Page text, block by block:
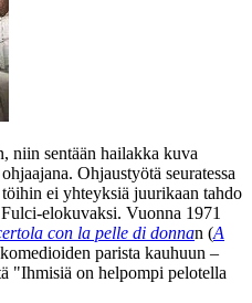
niin sentään hailakka kuva
Ohjaustyötä seuratessa
ei yhteyksiä juurikaan tahdo
elokuvaksi. Vuonna 1971
con la pelle di donnan (A
parista kauhuun –
"Ihmisiä on helpompi pelotella